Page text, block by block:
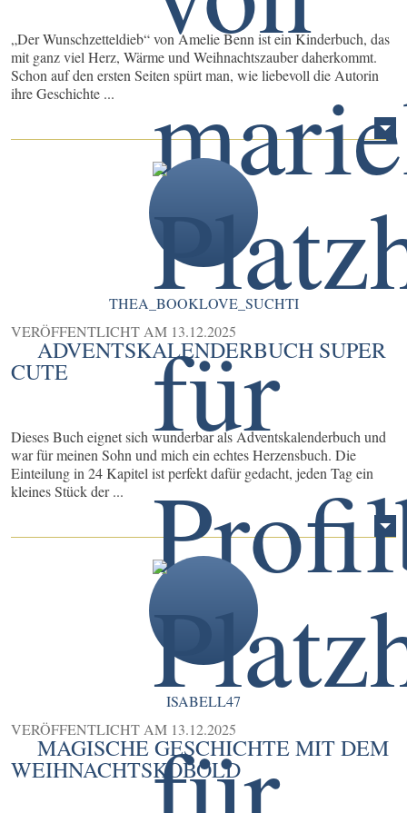
„Der Wunschzetteldieb“ von Amelie Benn ist ein Kinderbuch, das
mit ganz viel Herz, Wärme und Weihnachtszauber daherkommt.
Schon auf den ersten Seiten spürt man, wie liebevoll die Autorin
ihre Geschichte ...
THEA_BOOKLOVE_SUCHTI
VERÖFFENTLICHT AM 13.12.2025
ADVENTSKALENDERBUCH SUPER
CUTE
Dieses Buch eignet sich wunderbar als Adventskalenderbuch und
war für meinen Sohn und mich ein echtes Herzensbuch. Die
Einteilung in 24 Kapitel ist perfekt dafür gedacht, jeden Tag ein
kleines Stück der ...
ISABELL47
VERÖFFENTLICHT AM 13.12.2025
MAGISCHE GESCHICHTE MIT DEM
WEIHNACHTSKOBOLD